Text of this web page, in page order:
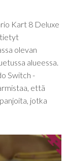
Kart 8 Deluxe
tietyt
olevan
alueessa.
Switch -
että
jotka